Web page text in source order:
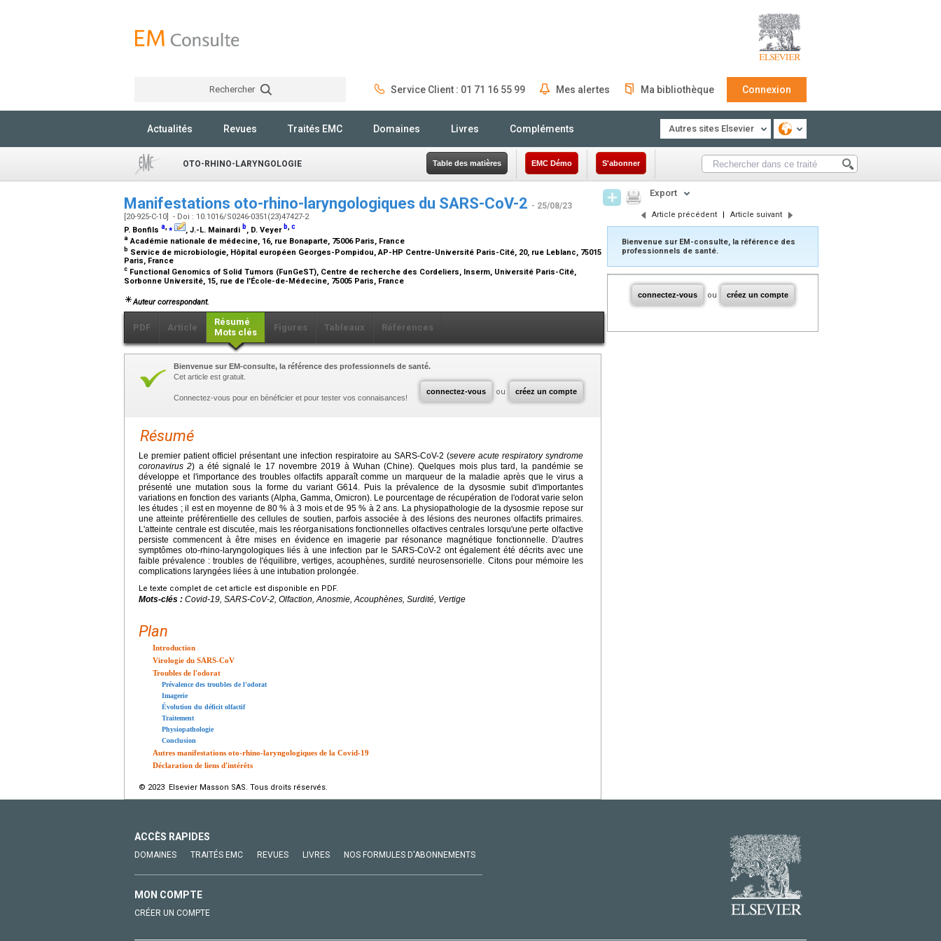
Rechercher Service Client : 01 71 16 55 99 Mes alertes Ma bibliothèque Connexion
Actualités Revues Traités EMC Domaines Livres Compléments Autres sites Elsevier
OTO-RHINO-LARYNGOLOGIE Table des matières EMC Démo S'abonner
Manifestations oto-rhino-laryngologiques du SARS-CoV-2 - 25/08/23
[20-925-C-10] - Doi : 10.1016/S0246-0351(23)47427-2
P. Bonfils a,⁎ , J.-L. Mainardi b, D. Veyer b,c
a Académie nationale de médecine, 16, rue Bonaparte, 75006 Paris, France
b Service de microbiologie, Hôpital européen Georges-Pompidou, AP-HP Centre-Université Paris-Cité, 20, rue Leblanc, 75015
Paris, France
c Functional Genomics of Solid Tumors (FunGeST), Centre de recherche des Cordeliers, Inserm, Université Paris-Cité,
Sorbonne Université, 15, rue de l'École-de-Médecine, 75005 Paris, France
Auteur correspondant.
PDF Article
Résumé
Mots clés
Figures Tableaux Références
connectez-vous ou créez un compte
Bienvenue sur EM-consulte, la référence des professionnels de santé.
Cet article est gratuit.
Connectez-vous pour en bénéficier et pour tester vos connaisances!
Résumé
Le premier patient officiel présentant une infection respiratoire au SARS-CoV-2 (severe acute respiratory syndrome
coronavirus 2) a été signalé le 17 novembre 2019 à Wuhan (Chine). Quelques mois plus tard, la pandémie se
développe et l'importance des troubles olfactifs apparaît comme un marqueur de la maladie après que le virus a
présenté une mutation sous la forme du variant G614. Puis la prévalence de la dysosmie subit d'importantes
variations en fonction des variants (Alpha, Gamma, Omicron). Le pourcentage de récupération de l'odorat varie selon
les études ; il est en moyenne de 80 % à 3 mois et de 95 % à 2 ans. La physiopathologie de la dysosmie repose sur
une atteinte préférentielle des cellules de soutien, parfois associée à des lésions des neurones olfactifs primaires.
L'atteinte centrale est discutée, mais les réorganisations fonctionnelles olfactives centrales lorsqu'une perte olfactive
persiste commencent à être mises en évidence en imagerie par résonance magnétique fonctionnelle. D'autres
symptômes oto-rhino-laryngologiques liés à une infection par le SARS-CoV-2 ont également été décrits avec une
faible prévalence : troubles de l'équilibre, vertiges, acouphènes, surdité neurosensorielle. Citons pour mémoire les
complications laryngées liées à une intubation prolongée.
Le texte complet de cet article est disponible en PDF.
Mots-clés : Covid-19, SARS-CoV-2, Olfaction, Anosmie, Acouphènes, Surdité, Vertige
Plan
Introduction
Virologie du SARS-CoV
Troubles de l'odorat
Prévalence des troubles de l'odorat
Imagerie
Évolution du déficit olfactif
Traitement
Physiopathologie
Conclusion
Autres manifestations oto-rhino-laryngologiques de la Covid-19
Déclaration de liens d'intérêts
© 2023 Elsevier Masson SAS. Tous droits réservés.
Export
Article précédent | Article suivant
Bienvenue sur EM-consulte, la référence des
professionnels de santé.
connectez-vous ou créez un compte
ACCÈS RAPIDES
DOMAINES TRAITÉS EMC REVUES LIVRES NOS FORMULES D'ABONNEMENTS
MON COMPTE
CRÉER UN COMPTE